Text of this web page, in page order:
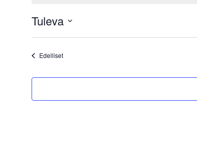
Tuleva
EdellisetTapahtumat